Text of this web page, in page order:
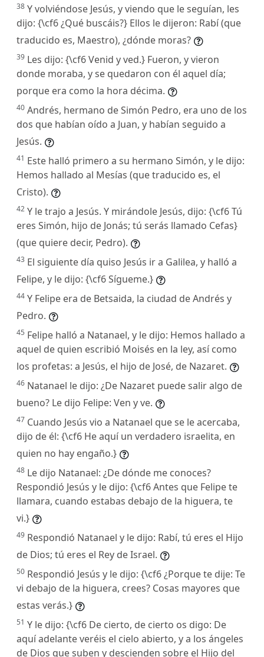
38 Y volviéndose Jesús, y viendo que le seguían, les
dijo: {\cf6 ¿Qué buscáis?} Ellos le dijeron: Rabí (que
traducido es, Maestro), ¿dónde moras?
39 Les dijo: {\cf6 Venid y ved.} Fueron, y vieron
donde moraba, y se quedaron con él aquel día;
porque era como la hora décima.
40 Andrés, hermano de Simón Pedro, era uno de los
dos que habían oído a Juan, y habían seguido a
Jesús.
41 Este halló primero a su hermano Simón, y le dijo:
Hemos hallado al Mesías (que traducido es, el
Cristo).
42 Y le trajo a Jesús. Y mirándole Jesús, dijo: {\cf6 Tú
eres Simón, hijo de Jonás; tú serás llamado Cefas}
(que quiere decir, Pedro).
43 El siguiente día quiso Jesús ir a Galilea, y halló a
Felipe, y le dijo: {\cf6 Sígueme.}
44 Y Felipe era de Betsaida, la ciudad de Andrés y
Pedro.
45 Felipe halló a Natanael, y le dijo: Hemos hallado a
aquel de quien escribió Moisés en la ley, así como
los profetas: a Jesús, el hijo de José, de Nazaret.
46 Natanael le dijo: ¿De Nazaret puede salir algo de
bueno? Le dijo Felipe: Ven y ve.
47 Cuando Jesús vio a Natanael que se le acercaba,
dijo de él: {\cf6 He aquí un verdadero israelita, en
quien no hay engaño.}
48 Le dijo Natanael: ¿De dónde me conoces?
Respondió Jesús y le dijo: {\cf6 Antes que Felipe te
llamara, cuando estabas debajo de la higuera, te
vi.}
49 Respondió Natanael y le dijo: Rabí, tú eres el Hijo
de Dios; tú eres el Rey de Israel.
50 Respondió Jesús y le dijo: {\cf6 ¿Porque te dije: Te
vi debajo de la higuera, crees? Cosas mayores que
estas verás.}
51 Y le dijo: {\cf6 De cierto, de cierto os digo: De
aquí adelante veréis el cielo abierto, y a los ángeles
de Dios que suben y descienden sobre el Hijo del